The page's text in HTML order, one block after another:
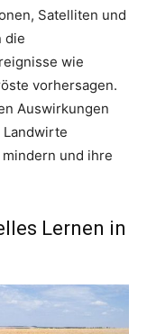
Satelliten und
die
wie
vorhersagen.
Auswirkungen
und ihre
Lernen in